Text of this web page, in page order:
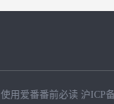
使用爱番番前必读 沪ICP